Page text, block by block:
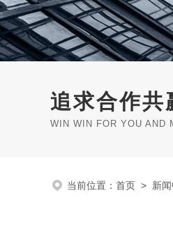
追求合作共
WIN WIN FOR YOU AND
当前位置： 首页 > 新